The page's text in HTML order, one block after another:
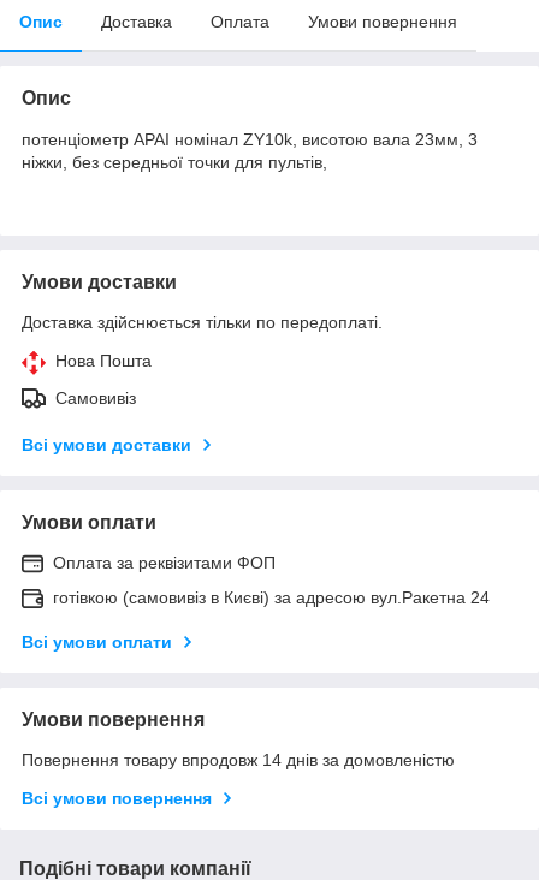
Опис Доставка Оплата Умови повернення
Опис
потенціометр APAI номінал ZY10k, висотою вала 23мм, 3
ніжки, без середньої точки для пультів,
Умови доставки
Доставка здійснюється тільки по передоплаті.
Нова Пошта
Самовивіз
Всі умови доставки
Умови оплати
Оплата за реквізитами ФОП
готівкою (самовивіз в Києві) за адресою вул.Ракетна 24
Всі умови оплати
Умови повернення
Повернення товару впродовж 14 днів за домовленістю
Всі умови повернення
Подібні товари компанії